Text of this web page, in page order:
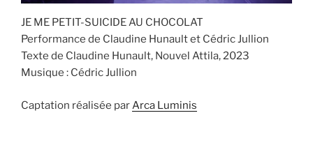
JE ME PETIT-SUICIDE AU CHOCOLAT
Performance de Claudine Hunault et Cédric Jullion
Texte de Claudine Hunault, Nouvel Attila, 2023
Musique : Cédric Jullion
Captation réalisée par Arca Luminis